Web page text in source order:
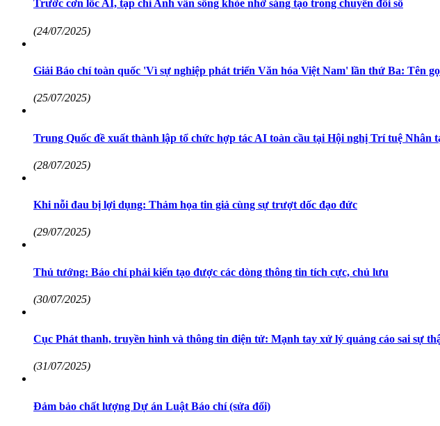
Trước cơn lốc AI, tạp chí Anh vẫn sống khỏe nhờ sáng tạo trong chuyển đổi số
(24/07/2025)
Giải Báo chí toàn quốc 'Vì sự nghiệp phát triển Văn hóa Việt Nam' lần thứ Ba: Tên
(25/07/2025)
Trung Quốc đề xuất thành lập tổ chức hợp tác AI toàn cầu tại Hội nghị Trí tuệ Nhân
(28/07/2025)
Khi nỗi đau bị lợi dụng: Thảm họa tin giả cùng sự trượt dốc đạo đức
(29/07/2025)
Thủ tướng: Báo chí phải kiến tạo được các dòng thông tin tích cực, chủ lưu
(30/07/2025)
Cục Phát thanh, truyền hình và thông tin điện tử: Mạnh tay xử lý quảng cáo sai sự
(31/07/2025)
Đảm bảo chất lượng Dự án Luật Báo chí (sửa đổi)